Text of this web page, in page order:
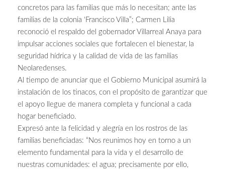
concretos para las familias que más lo necesitan; ante las
familias de la colonia ‘Francisco Villa”; Carmen Lilia
reconoció el respaldo del gobernador Villarreal Anaya para
impulsar acciones sociales que fortalecen el bienestar, la
seguridad hídrica y la calidad de vida de las familias
Neolaredenses.
Al tiempo de anunciar que el Gobierno Municipal asumirá la
instalación de los tinacos, con el propósito de garantizar que
el apoyo llegue de manera completa y funcional a cada
hogar beneficiado.
Expresó ante la felicidad y alegría en los rostros de las
familias beneficiadas: “Nos reunimos hoy en torno a un
elemento fundamental para la vida y el desarrollo de
nuestras comunidades: el agua; precisamente por ello,